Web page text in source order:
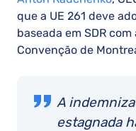
que a UE 261 deve
baseada em SDR
Convenção de
A
estagnada